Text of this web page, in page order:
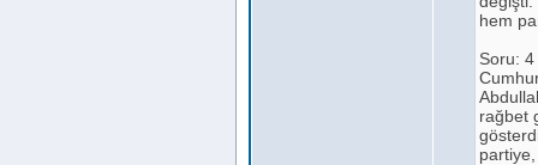
hem
Soru:
rağbet